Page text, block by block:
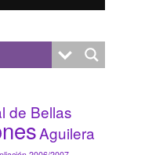
de Bellas
Aguilera